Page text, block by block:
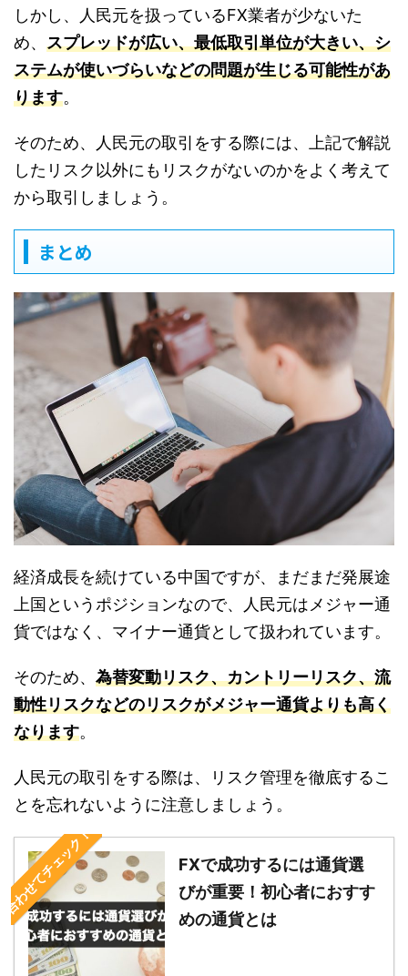
しかし、人民元を扱っているFX業者が少ないた
め、 スプレッドが広い、最低取引単位が大きい、シ
ステムが使いづらいなどの問題が生じる可能性があ
ります。
そのため、人民元の取引をする際には、上記で解説
したリスク以外にもリスクがないのかをよく考えて
から取引しましょう。
まとめ
経済成長を続けている中国ですが、まだまだ発展途
上国というポジションなので、人民元はメジャー通
貨ではなく、マイナー通貨として扱われています。
そのため、 為替変動リスク、カントリーリスク、流
動性リスクなどのリスクがメジャー通貨よりも高く
なります。
人民元の取引をする際は、リスク管理を徹底するこ
とを忘れないように注意しましょう。
合わせてチェック！
FXで成功するには通貨選
びが重要！初心者におすす
めの通貨とは